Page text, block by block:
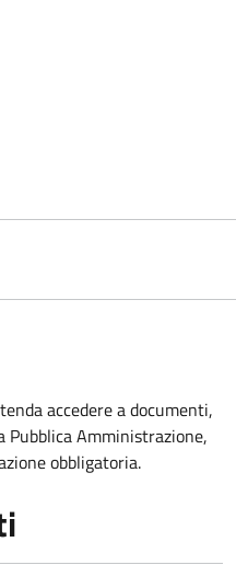
accedere a documenti,
Amministrazione,
obbligatoria.